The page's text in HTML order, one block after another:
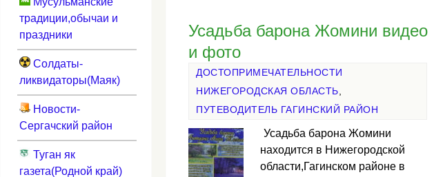
Усадьба барона Жомини видео
и фото
ДОСТОПРИМЕЧАТЕЛЬНОСТИ
НИЖЕГОРОДСКАЯ ОБЛАСТЬ
ПУТЕВОДИТЕЛЬ ГАГИНСКИЙ РАЙОН
Усадьба барона Жомини
находится в Нижегородской
области,Гагинском районе в
традиции,обычаи и
праздники
Солдаты-
ликвидаторы(Маяк)
Новости-
Сергачский район
Туган як
газета(Родной край)